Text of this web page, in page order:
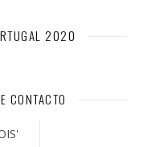
2020
CONTACTO